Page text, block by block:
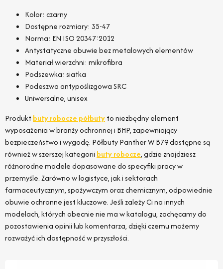
Kolor: czarny
Dostępne rozmiary: 35-47
Norma: EN ISO 20347:2012
Antystatyczne obuwie bez metalowych elementów
Materiał wierzchni: mikrofibra
Podszewka: siatka
Podeszwa antypoślizgowa SRC
Uniwersalne, unisex
Produkt buty robocze półbutyto niezbędny element
wyposażenia w branży ochronnej i BHP, zapewniający
bezpieczeństwo i wygodę. Półbuty Panther W B79 dostępne są
również w szerszej kategorii buty robocze, gdzie znajdziesz
różnorodne modele dopasowane do specyfiki pracy w
przemyśle. Zarówno w logistyce, jak i sektorach
farmaceutycznym, spożywczym oraz chemicznym, odpowiednie
obuwie ochronne jest kluczowe. Jeśli zależy Ci na innych
modelach, których obecnie nie ma w katalogu, zachęcamy do
pozostawienia opinii lub komentarza, dzięki czemu możemy
rozważyć ich dostępność w przyszłości.